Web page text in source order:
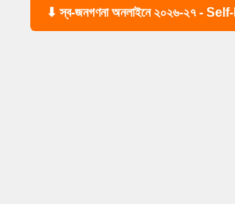
⬇ স্ব-জনগণনা অনলাইনে ২০২৬-২৭ -